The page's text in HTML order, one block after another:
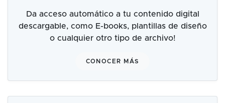
Da acceso automático a tu contenido digital
descargable, como E-books, plantillas de diseño
o cualquier otro tipo de archivo!
CONOCER MÁS